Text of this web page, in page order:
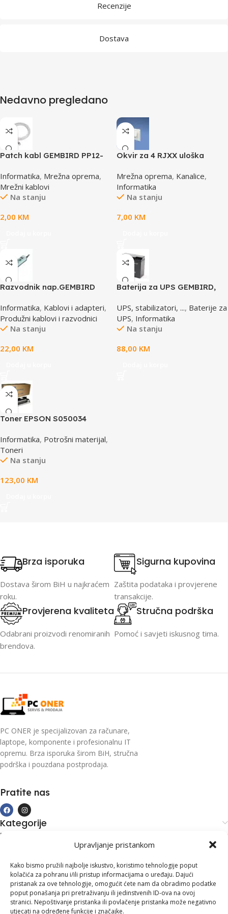
Upravljanje pristankom
Kako bismo pružili najbolje iskustvo, koristimo tehnologije poput
kolačića za pohranu i/ili pristup informacijama o uređaju. Dajući
pristanak za ove tehnologije, omogućit ćete nam da obradimo podatke
poput ponašanja pri pretraživanju ili jedinstvenih ID-ova na ovoj
stranici. Nepoštivanje pristanka ili povlačenje pristanka može negativno
utjecati na određene funkcije i značajke.
Recenzije
Dostava
Nedavno pregledano
Patch kabl GEMBIRD PP12-
Informatika, Mrežna oprema,
Mrežni kablovi
Na stanju
2,00 KM
Okvir za 4 RJXX uloška
Mrežna oprema, Kanalice,
Informatika
Na stanju
7,00 KM
Razvodnik nap.GEMBIRD
prekidač, 1,8M, osigurač,
prenaponska zaštita
Informatika, Kablovi i adapteri,
Produžni kablovi i razvodnici
Na stanju
22,00 KM
Baterija za UPS GEMBIRD,
UPS, stabilizatori, ..., Baterije za
UPS, Informatika
Na stanju
88,00 KM
Toner EPSON S050034
Informatika, Potrošni materijal,
Toneri
Na stanju
123,00 KM
Brza isporuka
Dostava širom BiH u najkraćem
roku.
Sigurna kupovina
Zaštita podataka i provjerene
transakcije.
Provjerena kvaliteta
Odabrani proizvodi renomiranih
brendova.
Stručna podrška
Pomoć i savjeti iskusnog tima.
PC ONER je specijalizovan za računare,
laptope, komponente i profesionalnu IT
opremu. Brza isporuka širom BiH, stručna
podrška i pouzdana postprodaja.
Pratite nas
Kategorije
Kupovina i podrška
Kontakt informacije
Branilaca Bosne, 75 300 Lukavac
+387 35 555 999